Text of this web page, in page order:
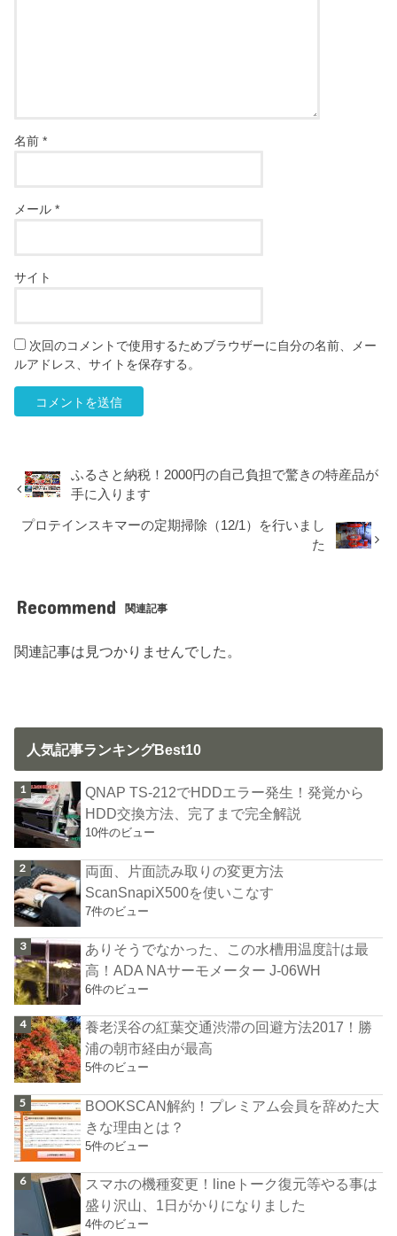
名前*
メール*
サイト
次回のコメントで使用するためブラウザーに自分の名前、メー
ルアドレス、サイトを保存する。
ふるさと納税！2000円の自己負担で驚きの特産品が
手に入ります
プロテインスキマーの定期掃除（12/1）を行いまし
た
Recommend 関連記事
関連記事は見つかりませんでした。
人気記事ランキングBest10
QNAP TS-212でHDDエラー発生！発覚から
HDD交換方法、完了まで完全解説
10件のビュー
両面、片面読み取りの変更方法
ScanSnapiX500を使いこなす
7件のビュー
ありそうでなかった、この水槽用温度計は最
高！ADA NAサーモメーター J-06WH
6件のビュー
養老渓谷の紅葉交通渋滞の回避方法2017！勝
浦の朝市経由が最高
5件のビュー
BOOKSCAN解約！プレミアム会員を辞めた大
きな理由とは？
5件のビュー
スマホの機種変更！lineトーク復元等やる事は
盛り沢山、1日がかりになりました
4件のビュー